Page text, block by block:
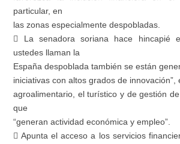
particular, en
las zonas especialmente despobladas.
 La senadora soriana hace hincapié
ustedes llaman la
España despoblada también se están
iniciativas con altos grados de
agroalimentario, el turístico y de gestión
que
“generan actividad económica y empleo”.
 Apunta el acceso a los servicios